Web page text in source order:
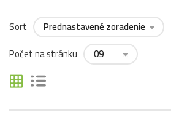
Sort
Počet na stránku